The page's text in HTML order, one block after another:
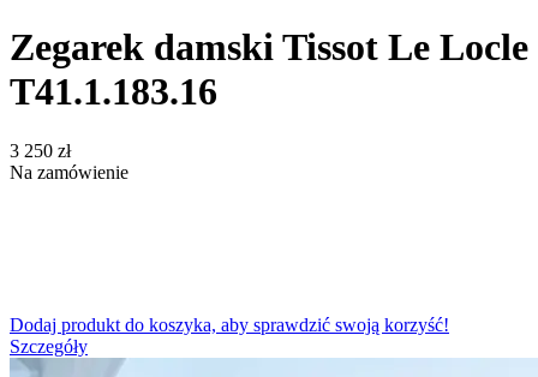
Zegarek damski Tissot Le Locle
T41.1.183.16
‍3 250‍ zł
Na zamówienie
Dodaj produkt do koszyka, aby sprawdzić swoją korzyść!
Szczegóły